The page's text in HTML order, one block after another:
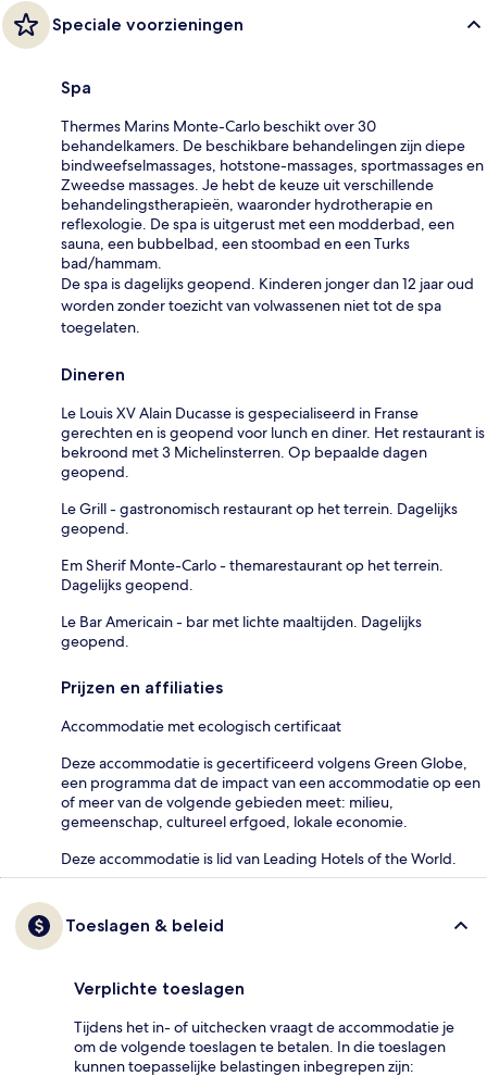
Speciale voorzieningen
Spa
Thermes Marins Monte-Carlo beschikt over 30
behandelkamers. De beschikbare behandelingen zijn diepe
bindweefselmassages, hotstone-massages, sportmassages en
Zweedse massages. Je hebt de keuze uit verschillende
behandelingstherapieën, waaronder hydrotherapie en
reflexologie. De spa is uitgerust met een modderbad, een
sauna, een bubbelbad, een stoombad en een Turks
bad/hammam.
De spa is dagelijks geopend. Kinderen jonger dan 12 jaar oud
worden zonder toezicht van volwassenen niet tot de spa
toegelaten.
Dineren
Le Louis XV Alain Ducasse is gespecialiseerd in Franse
gerechten en is geopend voor lunch en diner. Het restaurant is
bekroond met 3 Michelinsterren. Op bepaalde dagen
geopend.
Le Grill - gastronomisch restaurant op het terrein. Dagelijks
geopend.
Em Sherif Monte-Carlo - themarestaurant op het terrein.
Dagelijks geopend.
Le Bar Americain - bar met lichte maaltijden. Dagelijks
geopend.
Prijzen en affiliaties
Accommodatie met ecologisch certificaat
Deze accommodatie is gecertificeerd volgens Green Globe,
een programma dat de impact van een accommodatie op een
of meer van de volgende gebieden meet: milieu,
gemeenschap, cultureel erfgoed, lokale economie.
Deze accommodatie is lid van Leading Hotels of the World.
Toeslagen & beleid
Verplichte toeslagen
Tijdens het in- of uitchecken vraagt de accommodatie je
om de volgende toeslagen te betalen. In die toeslagen
kunnen toepasselijke belastingen inbegrepen zijn: